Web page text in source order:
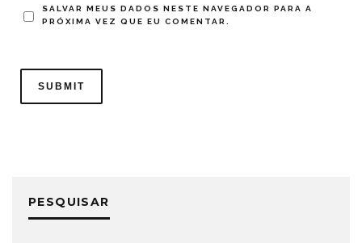
SALVAR MEUS DADOS NESTE NAVEGADOR PARA A
PRÓXIMA VEZ QUE EU COMENTAR.
PESQUISAR